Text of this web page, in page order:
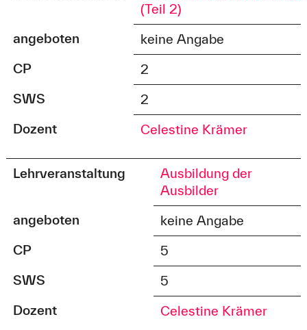
(Teil 2)
angeboten
keine Angabe
CP
2
SWS
2
Dozent
Celestine Krämer
Lehrveranstaltung
Ausbildung der
Ausbilder
angeboten
keine Angabe
CP
5
SWS
5
Dozent
Celestine Krämer